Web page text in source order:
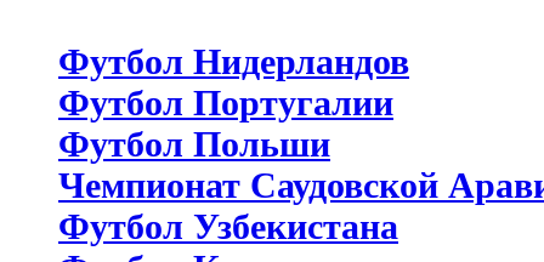
Футбол Нидерландов
Футбол Португалии
Футбол Польши
Чемпионат Саудовской
Футбол Узбекистана